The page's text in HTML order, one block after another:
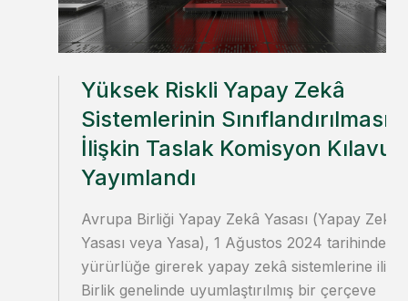
Yüksek Riskli Yapay Zekâ
Sistemlerinin
İlişkin Taslak Komisyon
Yayımlandı
Avrupa Birliği Yapay Zekâ Yasası (Yapay Zekâ
Yasası veya Yasa), 1 Ağustos 2024 tarihinde
yürürlüğe girerek yapay zekâ sistemlerine
Birlik genelinde uyumlaştırılmış bir çerçeve